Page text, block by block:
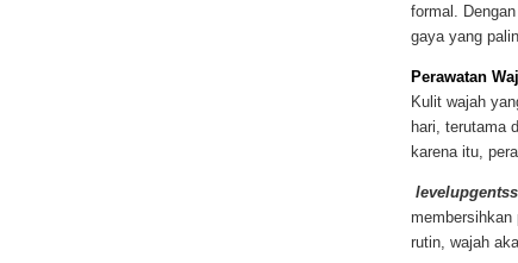
formal.
gaya yang
Perawatan
Kulit wajah
hari, terutama
karena itu,
membersihkan
rutin, wajah